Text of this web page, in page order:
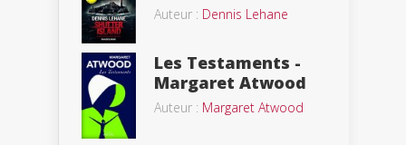
Auteur : Dennis Lehane
Les Testaments -
Margaret Atwood
Auteur : Margaret Atwood